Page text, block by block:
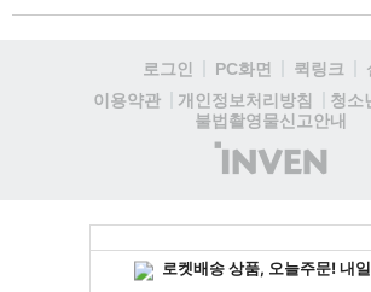
로그인 PC화면 퀵링크
이용약관
개인정보처리방침
청소
불법촬영물신고안내
(주)
인